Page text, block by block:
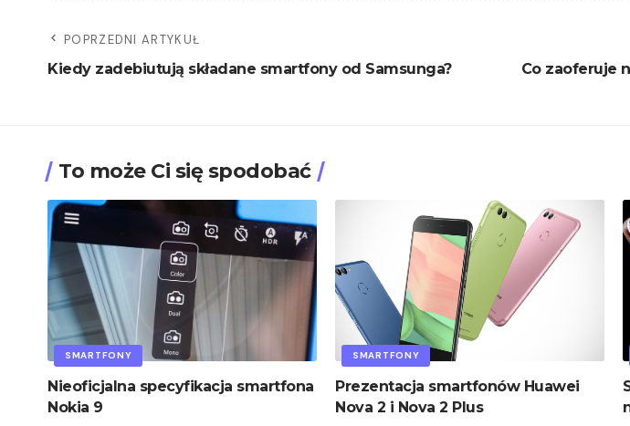
POPRZEDNI ARTYKUŁ
Kiedy zadebiutują składane smartfony od Samsunga? Co zaoferuje
To może Ci się spodobać
SMARTFONY
Nieoficjalna specyfikacja smartfona
Nokia 9
SMARTFONY
Prezentacja smartfonów Huawei
Nova 2 i Nova 2 Plus